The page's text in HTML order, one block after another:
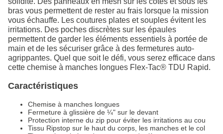
bras vous permettent de rester au frais lorsque la mission
vous échauffe. Les coutures plates et souples évitent les
irritations. Des poches discrètes sur les épaules
permettent de garder les éléments essentiels à portée de
main et de les sécuriser grâce à des fermetures auto-
agrippantes. Quel que soit le défi, vous serez efficace dans
cette chemise à manches longues Flex-Tac® TDU Rapid.
Caractéristiques
Chemise à manches longues
Fermeture à glissière de ¼" sur le devant
Protection interne du zip pour éviter les irritations au cou
Tissu Ripstop sur le haut du corps, les manches et le col